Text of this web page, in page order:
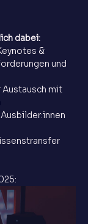
dabei:
&
und
mit